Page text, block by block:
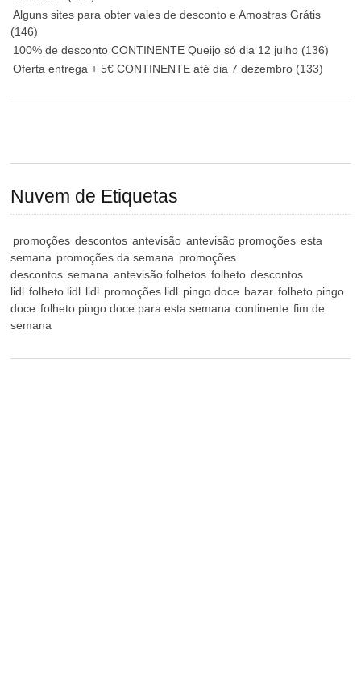
Alguns sites para obter vales de desconto e Amostras Grátis
(146)
100% de desconto CONTINENTE Queijo só dia 12 julho (136)
Oferta entrega + 5€ CONTINENTE até dia 7 dezembro (133)
Nuvem de Etiquetas
promoções descontos antevisão antevisão promoções esta
semana promoções da semana promoções
descontos semana antevisão folhetos folheto descontos
lidl folheto lidl lidl promoções lidl pingo doce bazar folheto pingo
doce folheto pingo doce para esta semana continente fim de
semana